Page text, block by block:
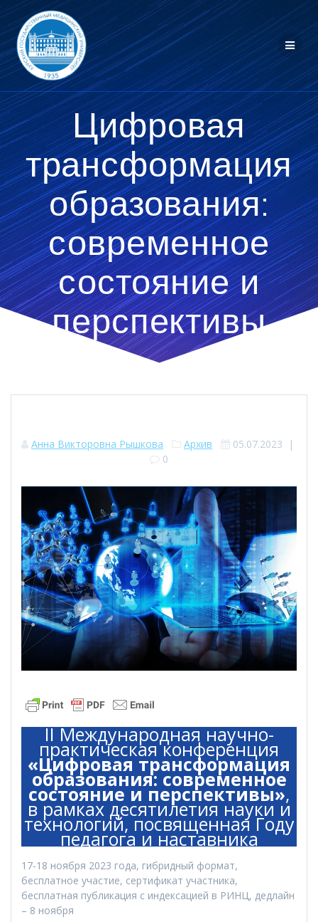
Перейти
к
контенту
Цифровая
трансформация
образования:
современное
состояние и
перспективы
Анна Викторовна Рышкова Архив 05.07.2023 |
0
II Международная научно-
практическая конференция
«Цифровая трансформация
образования: современное
состояние и перспективы»,
в рамках десятилетия науки и
технологий, посвященная Году
педагога и наставника
17-18 ноября 2023 года, гибридный формат,
бесплатное участие, сертификат участника,
бесплатная публикация с индексацией в РИНЦ, дедлайн
– 8 ноября